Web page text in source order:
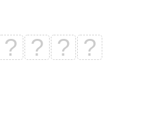
? ? ? ?